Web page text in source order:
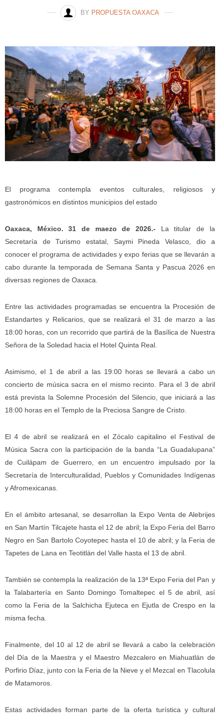
BY PROPUESTA OAXACA
El programa contempla eventos culturales, religiosos y
gastronómicos en distintos municipios del estado
Oaxaca, México. 31 de maezo de 2026.- La titular de la
Secretaría de Turismo estatal, Saymi Pineda Velasco, dio a
conocer el programa de actividades y expo ferias que se llevarán a
cabo durante la temporada de Semana Santa y Pascua 2026 en
diversas regiones de Oaxaca.
Entre las actividades programadas se encuentra la Procesión de
Estandartes y Relicarios, que se realizará el 31 de marzo a las
18:00 horas, con un recorrido que partirá de la Basílica de Nuestra
Señora de la Soledad hacia el Hotel Quinta Real.
Asimismo, el 1 de abril a las 19:00 horas se llevará a cabo un
concierto de música sacra en el mismo recinto. Para el 3 de abril
está prevista la Solemne Procesión del Silencio, que iniciará a las
18:00 horas en el Templo de la Preciosa Sangre de Cristo.
El 4 de abril se realizará en el Zócalo capitalino el Festival de
Música Sacra con la participación de la banda “La Guadalupana”
de Cuilápam de Guerrero, en un encuentro impulsado por la
Secretaría de Interculturalidad, Pueblos y Comunidades Indígenas
y Afromexicanas.
En el ámbito artesanal, se desarrollan la Expo Venta de Alebrijes
en San Martín Tilcajete hasta el 12 de abril; la Expo Feria del Barro
Negro en San Bartolo Coyotepec hasta el 10 de abril; y la Feria de
Tapetes de Lana en Teotitlán del Valle hasta el 13 de abril.
También se contempla la realización de la 13ª Expo Feria del Pan y
la Talabartería en Santo Domingo Tomaltepec el 5 de abril, así
como la Feria de la Salchicha Ejuteca en Ejutla de Crespo en la
misma fecha.
Finalmente, del 10 al 12 de abril se llevará a cabo la celebración
del Día de la Maestra y el Maestro Mezcalero en Miahuatlán de
Porfirio Díaz, junto con la Feria de la Nieve y el Mezcal en Tlacolula
de Matamoros.
Estas actividades forman parte de la oferta turística y cultural